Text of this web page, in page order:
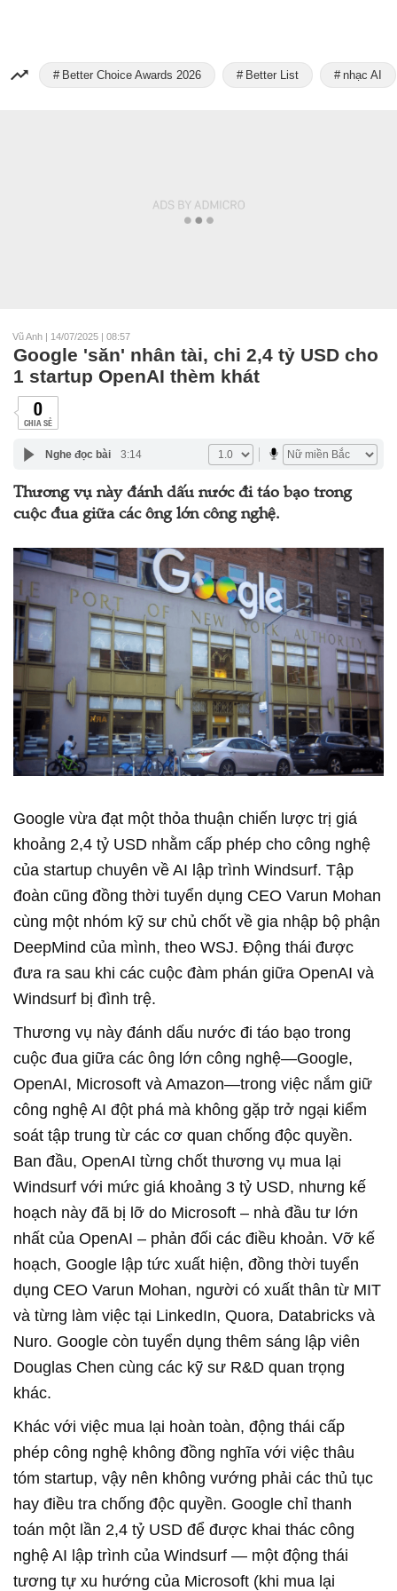
Better Choice Awards 2026 Better List nhạc AI
Vũ Anh | 14/07/2025 | 08:57
Google 'săn' nhân tài, chi 2,4 tỷ USD cho
1 startup OpenAI thèm khát
0
CHIA SẺ
Nghe đọc bài 3:14
Thương vụ này đánh dấu nước đi táo bạo trong
cuộc đua giữa các ông lớn công nghệ.
Google vừa đạt một thỏa thuận chiến lược trị giá
khoảng 2,4 tỷ USD nhằm cấp phép cho công nghệ
của startup chuyên về AI lập trình Windsurf. Tập
đoàn cũng đồng thời tuyển dụng CEO Varun Mohan
cùng một nhóm kỹ sư chủ chốt về gia nhập bộ phận
DeepMind của mình, theo WSJ. Động thái được
đưa ra sau khi các cuộc đàm phán giữa OpenAI và
Windsurf bị đình trệ.
Thương vụ này đánh dấu nước đi táo bạo trong
cuộc đua giữa các ông lớn công nghệ—Google,
OpenAI, Microsoft và Amazon—trong việc nắm giữ
công nghệ AI đột phá mà không gặp trở ngại kiểm
soát tập trung từ các cơ quan chống độc quyền.
Ban đầu, OpenAI từng chốt thương vụ mua lại
Windsurf với mức giá khoảng 3 tỷ USD, nhưng kế
hoạch này đã bị lỡ do Microsoft – nhà đầu tư lớn
nhất của OpenAI – phản đối các điều khoản. Vỡ kế
hoạch, Google lập tức xuất hiện, đồng thời tuyển
dụng CEO Varun Mohan, người có xuất thân từ MIT
và từng làm việc tại LinkedIn, Quora, Databricks và
Nuro. Google còn tuyển dụng thêm sáng lập viên
Douglas Chen cùng các kỹ sư R&D quan trọng
khác.
Khác với việc mua lại hoàn toàn, động thái cấp
phép công nghệ không đồng nghĩa với việc thâu
tóm startup, vậy nên không vướng phải các thủ tục
hay điều tra chống độc quyền. Google chỉ thanh
toán một lần 2,4 tỷ USD để được khai thác công
nghệ AI lập trình của Windsurf — một động thái
tương tự xu hướng của Microsoft (khi mua lại